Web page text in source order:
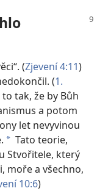
(Zjevení 4:11)
(1.
tak, že by Bůh
a potom
let nevyvinou
* Tato teorie,
Stvořitele, který
moře a všechno,
10:6)